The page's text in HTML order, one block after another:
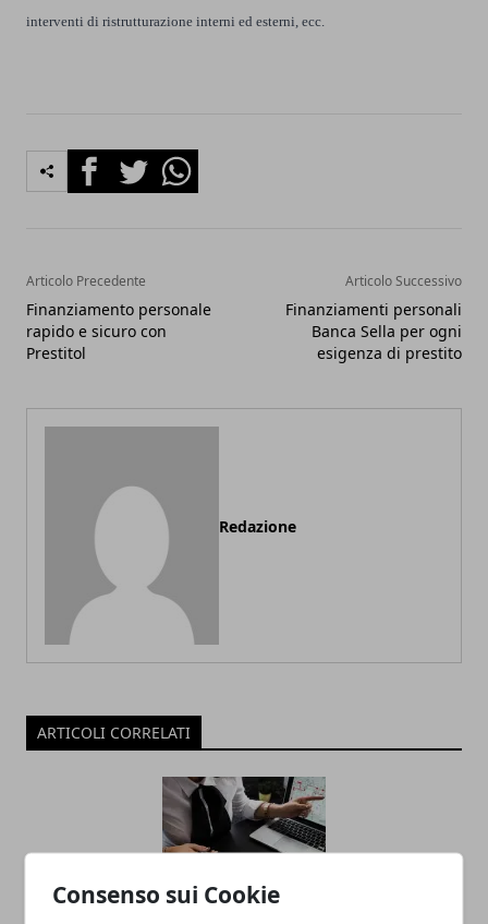
Consenso sui Cookie
interventi di ristrutturazione interni ed esterni, ecc.
FacebookTwitterWhatsapp
Articolo Precedente
Finanziamento personale
rapido e sicuro con
Prestitol
Articolo Successivo
Finanziamenti personali
Banca Sella per ogni
esigenza di prestito
Redazione
ARTICOLI CORRELATI